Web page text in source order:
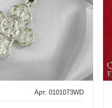
Арт. 0101073WD